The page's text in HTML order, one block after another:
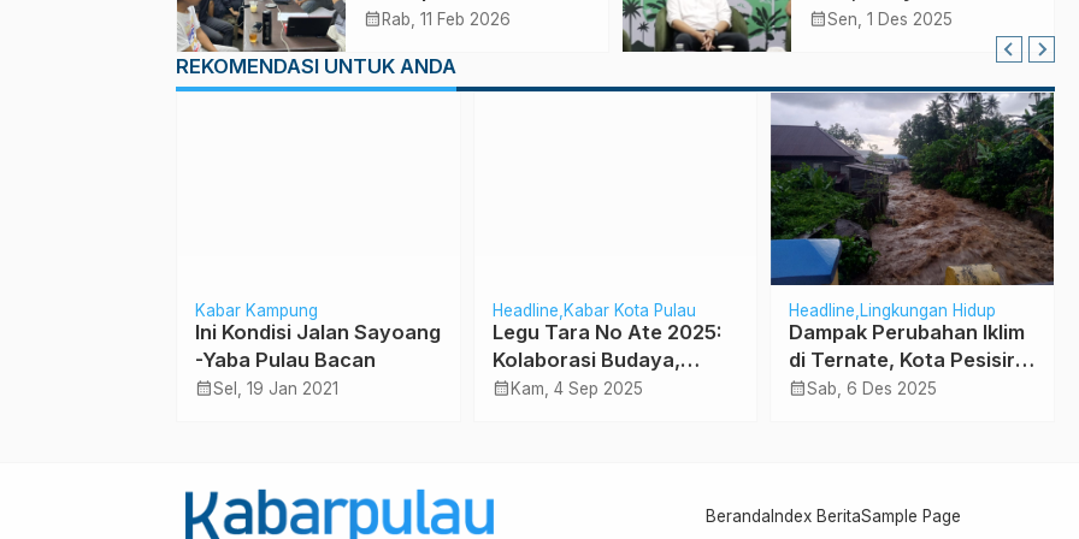
Belajar Manfaatkan
calendar_month Rab, 11 Feb 2026
dan Kampong Hanya
calendar_monthSen, 1 Des 2025
REKOMENDASI UNTUK ANDA
Kabar Kampung
Ini Kondisi Jalan Sayoang
-Yaba Pulau Bacan
calendar_monthSel, 19 Jan 2021
Headline Kabar Kota Pulau
Legu Tara No Ate 2025:
Kolaborasi Budaya,
Edukasi dan Kampanye
calendar_month Kam, 4 Sep 2025
Headline Lingkungan Hidup
Dampak Perubahan Iklim
di Ternate, Kota Pesisir
dan Pulau Kecil (Habis)
calendar_monthSab, 6 Des 2025
Beranda Index BeritaSample Page